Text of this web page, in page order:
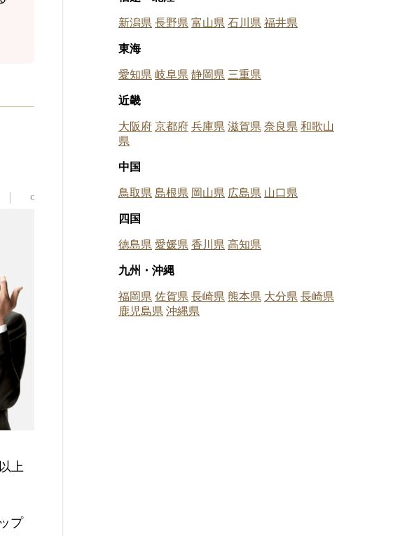
上
プ
新潟県 長野県 富山県 石川県 福井県
東海
愛知県 岐阜県 静岡県 三重県
近畿
大阪府 京都府 兵庫県 滋賀県 奈良県 和歌山
県
中国
鳥取県 島根県 岡山県 広島県 山口県
四国
徳島県 愛媛県 香川県 高知県
九州・沖縄
福岡県 佐賀県 長崎県 熊本県 大分県 長崎県
鹿児島県 沖縄県